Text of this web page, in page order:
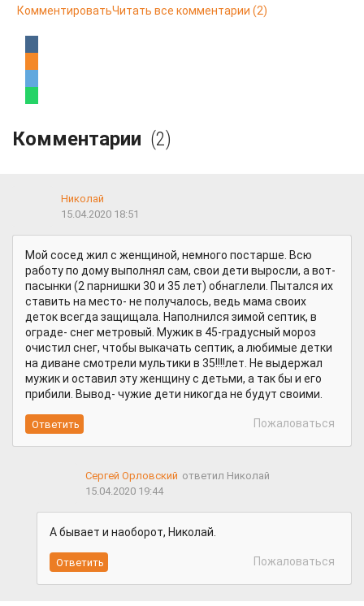
КомментироватьЧитать все комментарии (2)
Комментарии (2)
Николай
15.04.2020 18:51
Мой сосед жил с женщиной, немного постарше. Всю
работу по дому выполнял сам, свои дети выросли, а вот-
пасынки (2 парнишки 30 и 35 лет) обнаглели. Пытался их
ставить на место- не получалось, ведь мама своих
деток всегда защищала. Наполнился зимой септик, в
ограде- снег метровый. Мужик в 45-градусный мороз
очистил снег, чтобы выкачать септик, а любимые детки
на диване смотрели мультики в 35!!!!лет. Не выдержал
мужик и оставил эту женщину с детьми, а так бы и его
прибили. Вывод- чужие дети никогда не будут своими.
Пожаловаться
Сергей Орловский ответил Николай
15.04.2020 19:44
А бывает и наоборот, Николай.
Пожаловаться